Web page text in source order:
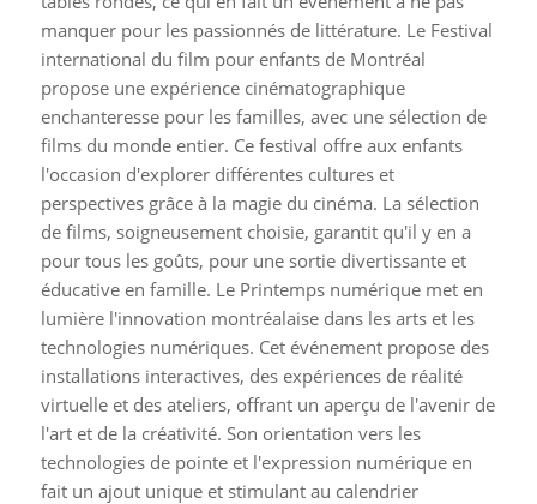
manquer pour les passionnés de littérature. Le Festival
international du film pour enfants de Montréal
propose une expérience cinématographique
enchanteresse pour les familles, avec une sélection de
films du monde entier. Ce festival offre aux enfants
l'occasion d'explorer différentes cultures et
perspectives grâce à la magie du cinéma. La sélection
de films, soigneusement choisie, garantit qu'il y en a
pour tous les goûts, pour une sortie divertissante et
éducative en famille. Le Printemps numérique met en
lumière l'innovation montréalaise dans les arts et les
technologies numériques. Cet événement propose des
installations interactives, des expériences de réalité
virtuelle et des ateliers, offrant un aperçu de l'avenir de
l'art et de la créativité. Son orientation vers les
technologies de pointe et l'expression numérique en
fait un ajout unique et stimulant au calendrier